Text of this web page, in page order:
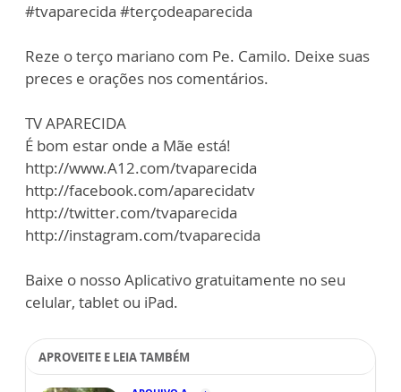
#tvaparecida #terçodeaparecida
Reze o terço mariano com Pe. Camilo. Deixe suas
preces e orações nos comentários.
TV APARECIDA
É bom estar onde a Mãe está!
http://www.A12.com/tvaparecida
http://facebook.com/aparecidatv
http://twitter.com/tvaparecida
http://instagram.com/tvaparecida
Baixe o nosso Aplicativo gratuitamente no seu
celular, tablet ou iPad.
APROVEITE E LEIA TAMBÉM